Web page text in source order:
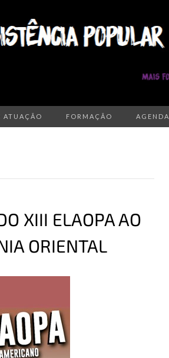
ATUAÇÃO FORMAÇÃO AGENDA
XIII ELAOPA AO
ORIENTAL